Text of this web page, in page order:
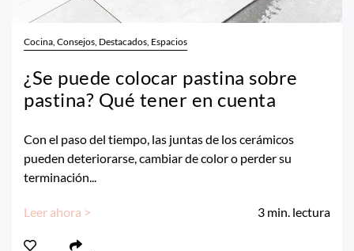
Cocina, Consejos, Destacados, Espacios
¿Se puede colocar pastina sobre
pastina? Qué tener en cuenta
Con el paso del tiempo, las juntas de los cerámicos
pueden deteriorarse, cambiar de color o perder su
terminación...
Leer ahora > 3 min. lectura